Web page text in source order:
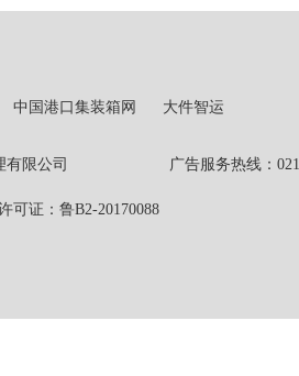
中国港口集装箱网
大件智运
管理有限公司 广告服务热线：021-
可证：鲁B2-20170088